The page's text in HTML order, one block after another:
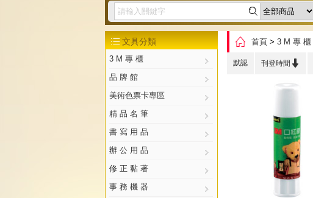
幫助中心 
文具分類
3 M 專 櫃
品 牌 館
美術色票卡專區
精 品 名 筆
書 寫 用 品
辦 公 用 品
修 正 黏 著
事 務 機 器
 首頁 > 3 M 專 櫃
默認 刊登時間 